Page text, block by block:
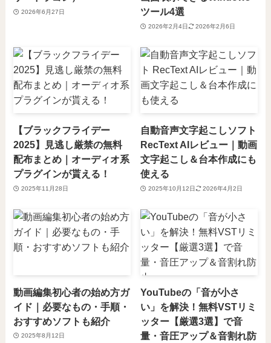
2026年6月27日
ツール4選
2026年2月4日 2026年2月6日
【ブラックフライデー
2025】見逃し厳禁の無料
配布まとめ｜オーディオ系
プラグインが貰える！
2025年11月28日
自動音声文字起こしソフト
RecText AIレビュー｜動画
文字起こし＆台本作成にも
使える
2025年10月12日 2026年4月2日
動画編集初心者の始め方ガ
イド｜必要なもの・手順・
おすすめソフトも紹介
2025年8月12日
YouTubeの「音が小さ
い」を解決！無料VSTリミ
ッター【厳選3選】で音
量・音圧アップ＆音割れ防